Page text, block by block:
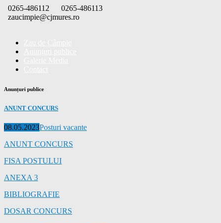
Skip
to
0265-486112
0265-486113
zaucimpie@cjmures.ro
Anunțuri publice
ANUNT CONCURS
Posted
08.05.2023Categories
Posturi vacante
ANUNT CONCURS
FISA POSTULUI
ANEXA 3
BIBLIOGRAFIE
DOSAR CONCURS